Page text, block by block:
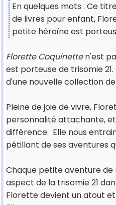
En quelques mots : Ce
de livres pour enfant,
petite héroïne est
Florette Coquinetten'est
est porteuse de trisomie
d'une nouvelle collection
Pleine de joie de vivre,
personnalité attachante,
différence. Elle nous
pétillant de ses aventures
Chaque petite aventure
aspect de la trisomie 21
Florette devient un atout